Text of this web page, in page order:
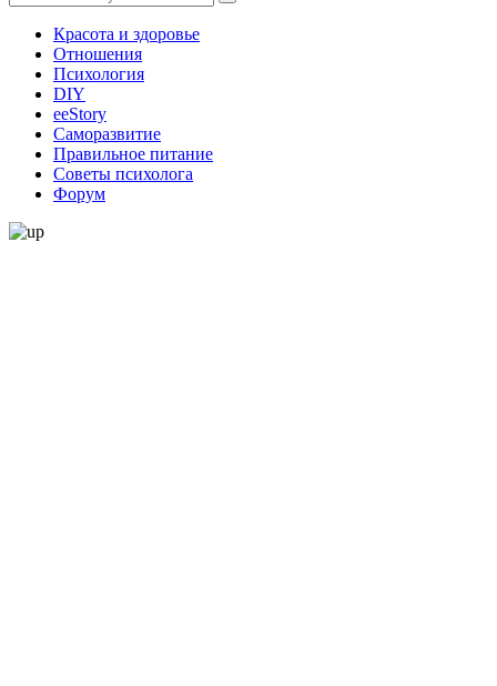
Красота и здоровье
Отношения
Психология
DIY
ееStory
Саморазвитие
Правильное питание
Советы психолога
Форум